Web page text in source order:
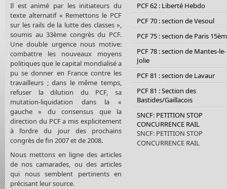
Il est animé par les initiateurs du
texte alternatif « Remettons le PCF
sur les rails de la lutte des classes »,
soumis au 33ème congrès du PCF.
Une double urgence nous motive:
combattre les nouveaux moyens
politiques que le capital mondialisé a
pu se donner en France contre les
travailleurs ; dans le même temps,
refuser la dilution du PCF, sa
mutation-liquidation dans la «
gauche » du consensus que la
direction du PCF a mis explicitement
à l’ordre du jour des prochains
congrès de fin 2007 et de 2008.
Nous mettons en ligne des articles
de nos camarades, ou des articles
qui nous semblent pertinents en
précisant leur source.
PCF 62 : Liberté Hebdo
PCF 70 : section de Vesoul
PCF 75 : section de Paris
PCF 78 : section de Mantes-le-
Jolie
PCF 81 : section de Lavaur
PCF 81 : Section des
Bastides/Gaillacois
SNCF: PETITION STOP
CONCURRENCE RAIL
SNCF: PETITION STOP
CONCURRENCE RAIL